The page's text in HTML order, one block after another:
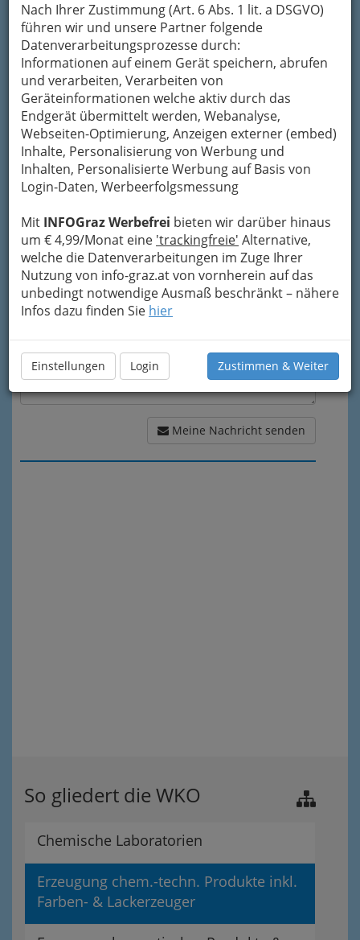
Nach Ihrer Zustimmung (Art. 6 Abs. 1 lit. a DSGVO)
führen wir und unsere Partner folgende
Datenverarbeitungsprozesse durch:
Informationen auf einem Gerät speichern, abrufen
und verarbeiten, Verarbeiten von
Geräteinformationen welche aktiv durch das
Endgerät übermittelt werden, Webanalyse,
Webseiten-Optimierung, Anzeigen externer (embed)
Inhalte, Personalisierung von Werbung und
Inhalten, Personalisierte Werbung auf Basis von
Login-Daten, Werbeerfolgsmessung
Mit INFOGraz Werbefrei bieten wir darüber hinaus
um € 4,99/Monat eine 'trackingfreie' Alternative,
welche die Datenverarbeitungen im Zuge Ihrer
Nutzung von info-graz.at von vornherein auf das
unbedingt notwendige Ausmaß beschränkt – nähere
Infos dazu finden Sie hier
Einstellungen Login Zustimmen & Weiter
Unternehmen Michael Friedrich Guem
weitergeleitet.
Mein Name
Meine Email Adresse
Mein Betreff
Meine Nachricht
Meine Nachricht senden
So gliedert die WKO
Chemische Laboratorien
Erzeugung chem.-techn. Produkte inkl.
Farben- & Lackerzeuger